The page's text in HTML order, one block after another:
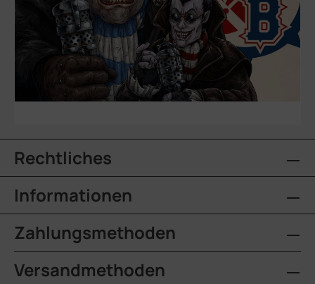
Rechtliches
Informationen
Zahlungsmethoden
Versandmethoden